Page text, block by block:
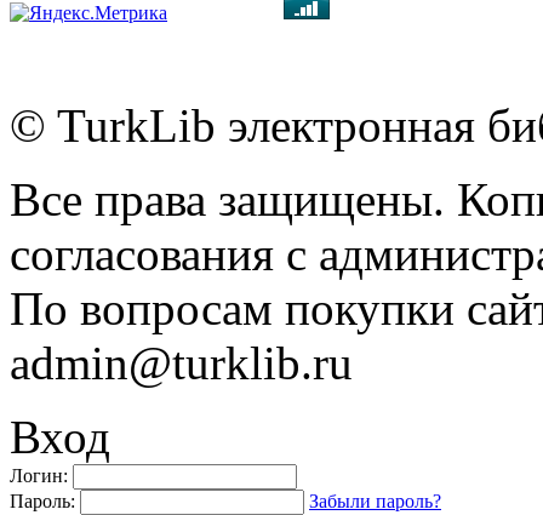
© TurkLib электронная
Все права защищены.
согласования с
По вопросам покупки
admin@turklib.ru
Вход
Логин:
Пароль:
Забыли пароль?